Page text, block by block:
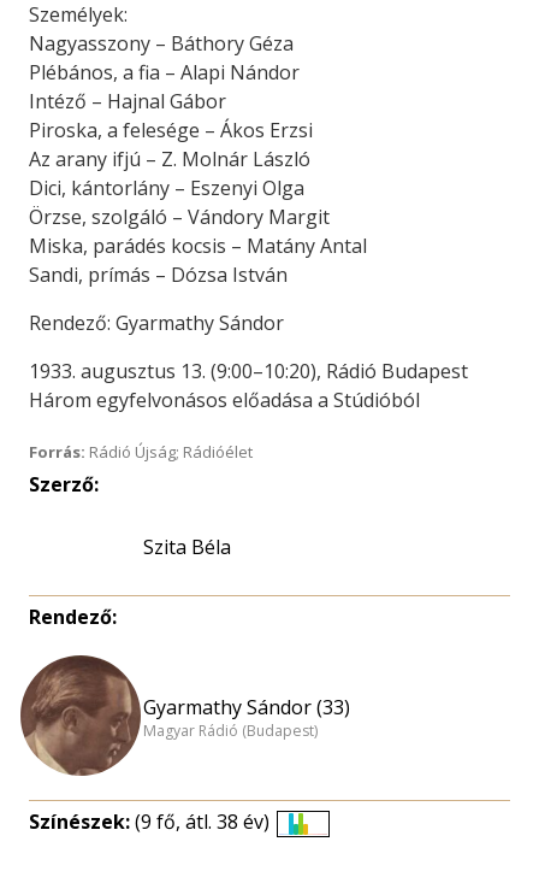
Személyek:
Nagyasszony – Báthory Géza
Plébános, a fia – Alapi Nándor
Intéző – Hajnal Gábor
Piroska, a felesége – Ákos Erzsi
Az arany ifjú – Z. Molnár László
Dici, kántorlány – Eszenyi Olga
Örzse, szolgáló – Vándory Margit
Miska, parádés kocsis – Matány Antal
Sandi, prímás – Dózsa István
Rendező: Gyarmathy Sándor
1933. augusztus 13. (9:00–10:20), Rádió Budapest
Három egyfelvonásos előadása a Stúdióból
Forrás: Rádió Újság; Rádióélet
Szerző:
Szita Béla
Rendező:
Gyarmathy Sándor (33)
Magyar Rádió (Budapest)
Színészek:(9 fő, átl. 38 év)